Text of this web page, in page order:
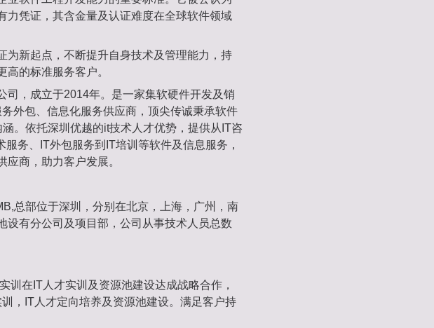
力凭证，其含金量及认证难度在全球软件领域
为新起点，不断提升自身技术及管理能力，持
高的标准服务客户。
司，成立于2014年。是一家集软硬件开发及销
外包、信息化服务供应商，顶尖传诚秉承软件
。依托深圳优越的it技术人才优势，提供从IT咨
务、IT外包服务到IT培训等软件及信息服务，
商，助力客户发展。
总部位于深圳，分别在北京，上海，广州，南
设有分公司及项目部，公司从事技术人员总数
训在IT人才实训及资源池建设达成战略合作，
，IT人才定向培养及资源池建设。满足客户持